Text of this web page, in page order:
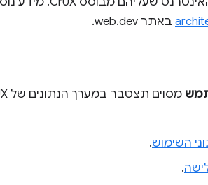
באתר web.dev.
השימוש.
.